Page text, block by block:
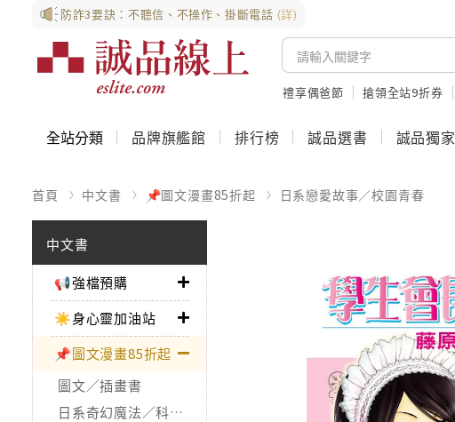
防詐3要訣：不聽信、不操作、掛斷電話 (詳)
禮享偶爸節 搶領全站9折券
全站分類 品牌旗艦館 排行榜 誠品選書 誠品獨家
首頁 中文書 📌圖文漫畫85折起 日系戀愛故事／校園青春
中文書
📢強檔預購
☀️身心靈加油站
📌圖文漫畫85折起
圖文／插畫書
日系奇幻魔法／科幻冒險